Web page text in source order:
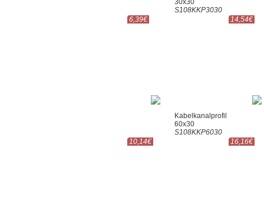
30x30
S108KKP3030
6,39€
14,54€
Kabelkanalprofil
60x30
S108KKP6030
10,14€
16,16€